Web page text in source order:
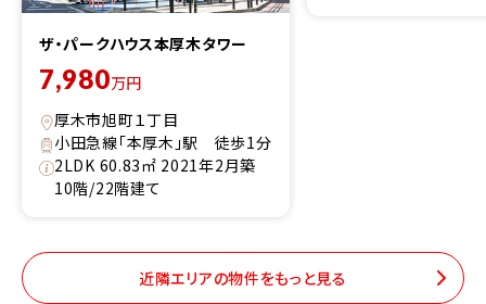
ザ・パークハウス本厚木タワー
7,980万円
厚木市旭町１丁目
小田急線「本厚木」駅 徒歩1分
2LDK 60.83㎡ 2021年2月築
10階/22階建て
近隣エリアの物件をもっと見る